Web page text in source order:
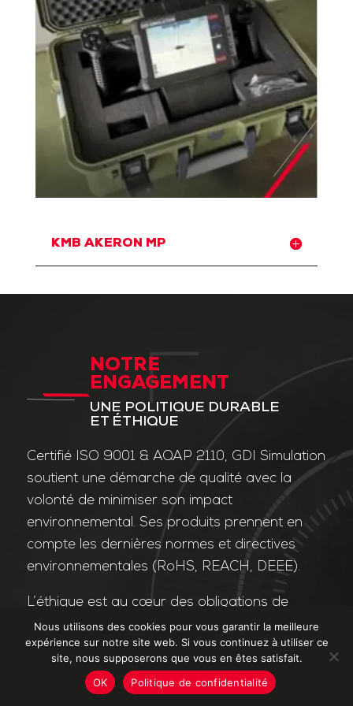
KMB AKERON MP
NOTRE
ENGAGEMENT
UNE POLITIQUE DURABLE
ET ÉTHIQUE
Certifié ISO 9001 & AQAP 2110, GDI Simulation
soutient une démarche de qualité avec la
volonté de minimiser son impact
environnemental. Ses produits prennent en
compte les dernières normes et directives
environnementales (RoHS, REACH, DEEE).
L’éthique est au cœur des obligations de
l’entreprise et de ses valeurs. Nos affaires
sont conduites dans le strict respect des
différentes lois applicables dans le domaine
de la lutte contre la corruption et le trafic
Nous utilisons des cookies pour vous garantir la meilleure
expérience sur notre site web. Si vous continuez à utiliser ce
site, nous supposerons que vous en êtes satisfait.
OK
Politique de confidentialité